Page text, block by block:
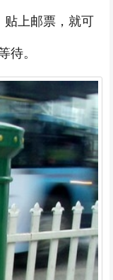
贴上邮票，就可
待。